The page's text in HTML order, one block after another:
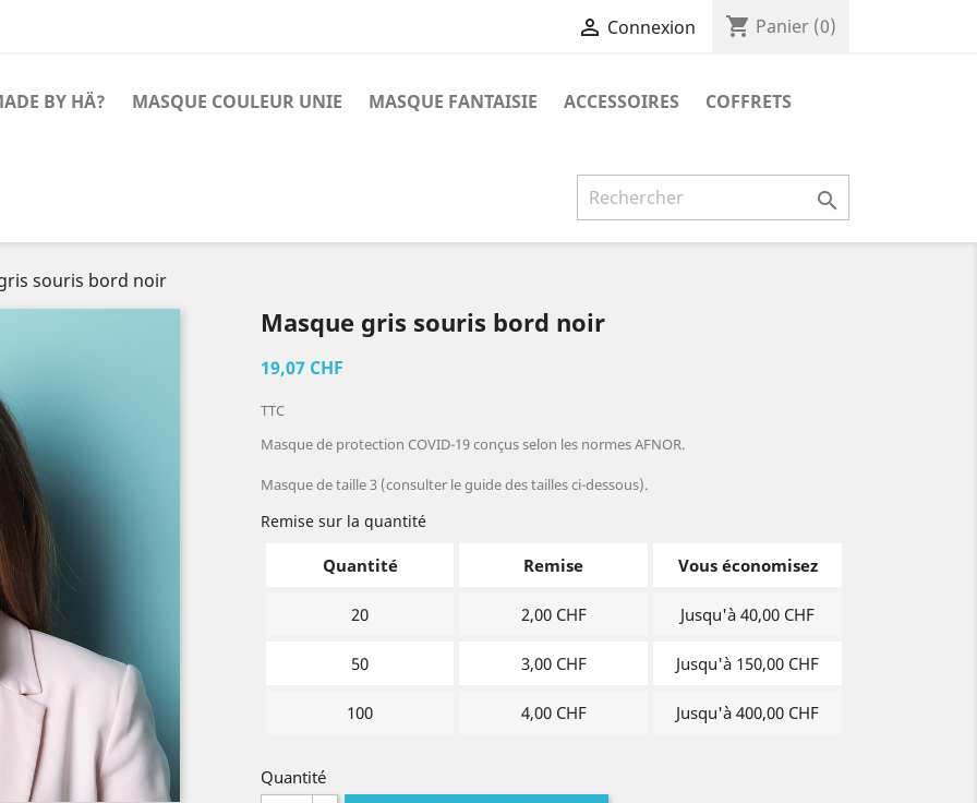
 Connexion shopping_cart Panier (0)
BY HÄ? MASQUE COULEUR UNIE MASQUE FANTAISIE ACCESSOIRES COFFRETS

souris bord noir
Masque gris souris bord noir
19,07 CHF
TTC
Masque de protection COVID-19 conçus selon les normes AFNOR.
Masque de taille 3 (consulter le guide des tailles ci-dessous).
Remise sur la quantité
Quantité Remise Vous économisez
20 2,00 CHF Jusqu'à 40,00 CHF
50 3,00 CHF Jusqu'à 150,00 CHF
100 4,00 CHF Jusqu'à 400,00 CHF
Quantité